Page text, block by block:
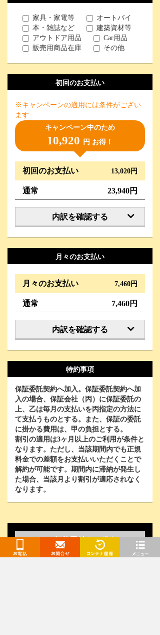
家具・家電等
オートバイ
本・雑誌など
建築資材等
アウトドア用品
Car用品
販売用商品在庫
その他
初回のお支払い
※キャンペーンの適用には条件がござい
ます
キャンペーン中のため
10,920 円 お得！
初回のお支払い 13,020円
通常 23,940円
内訳を確認する
月々のお支払い
月々のお支払い 7,460円
通常 7,460円
内訳を確認する
特約事項
保証委託契約へ加入。保証委託契約へ加
入の場合、保証会社（丙）に保証委託の
上、乙は毎月の支払いを丙指定の方法に
て支払うものとする。また、保証の委託
に掛かる費用は、甲の負担とする。
割引の適用は3ヶ月以上のご利用が条件と
なります。ただし、当該期間内でも正規
料金での差額をお支払いいただくことで
解約が可能です。期間内に滞納が発生し
た場合、当該月より割引が適応されなく
なります。
契約手続きに進む
WEB契約なら-3,000円OFF！